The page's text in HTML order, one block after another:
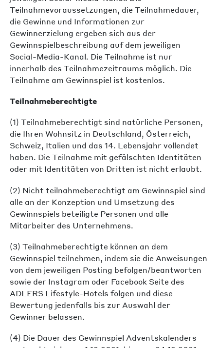
Teilnahmevoraussetzungen, die Teilnahmedauer,
die Gewinne und Informationen zur
Gewinnerzielung ergeben sich aus der
Gewinnspielbeschreibung auf dem jeweiligen
Social-Media-Kanal. Die Teilnahme ist nur
innerhalb des Teilnahmezeitraums möglich. Die
Teilnahme am Gewinnspiel ist kostenlos.
Teilnahmeberechtigte
(1) Teilnahmeberechtigt sind natürliche Personen,
die Ihren Wohnsitz in Deutschland, Österreich,
Schweiz, Italien und das 14. Lebensjahr vollendet
haben. Die Teilnahme mit gefälschten Identitäten
oder mit Identitäten von Dritten ist nicht erlaubt.
(2) Nicht teilnahmeberechtigt am Gewinnspiel sind
alle an der Konzeption und Umsetzung des
Gewinnspiels beteiligte Personen und alle
Mitarbeiter des Unternehmens.
(3) Teilnahmeberechtigte können an dem
Gewinnspiel teilnehmen, indem sie die Anweisungen
von dem jeweiligen Posting befolgen/beantworten
sowie der Instagram oder Facebook Seite des
ADLERS Lifestyle-Hotels folgen und diese
Bewertung jedenfalls bis zur Auswahl der
Gewinner belassen.
(4) Die Dauer des Gewinnspiel Adventskalenders